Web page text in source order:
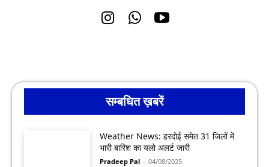
सम्बधित ख़बरें
Weather News: हरदोई समेत 31 जिलों में
भारी बारिश का यलो अलर्ट जारी
Pradeep Pal - 04/08/2025